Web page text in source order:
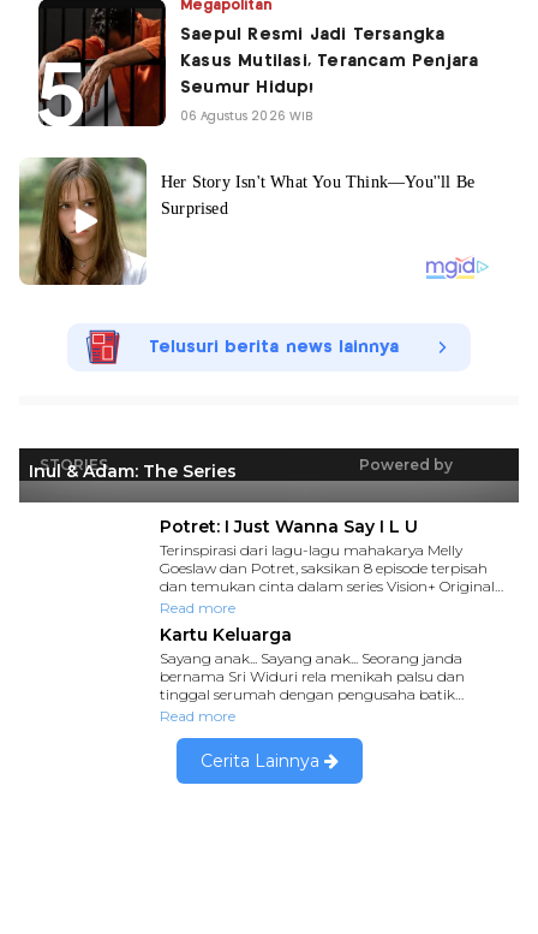
Megapolitan
Saepul Resmi Jadi Tersangka
Kasus Mutilasi, Terancam Penjara
Seumur Hidup!
06 Agustus 2026 WIB
Telusuri berita news lainnya